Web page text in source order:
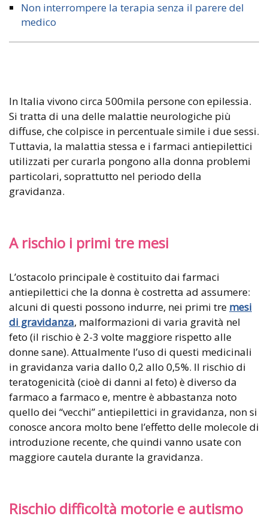
Non interrompere la terapia senza il parere del
medico
In Italia vivono circa 500mila persone con epilessia.
Si tratta di una delle malattie neurologiche più
diffuse, che colpisce in percentuale simile i due sessi.
Tuttavia, la malattia stessa e i farmaci antiepilettici
utilizzati per curarla pongono alla donna problemi
particolari, soprattutto nel periodo della
gravidanza.
A rischio i primi tre mesi
L’ostacolo principale è costituito dai farmaci
antiepilettici che la donna è costretta ad assumere:
alcuni di questi possono indurre, nei primi tre mesi
di gravidanza, malformazioni di varia gravità nel
feto (il rischio è 2-3 volte maggiore rispetto alle
donne sane). Attualmente l’uso di questi medicinali
in gravidanza varia dallo 0,2 allo 0,5%. Il rischio di
teratogenicità (cioè di danni al feto) è diverso da
farmaco a farmaco e, mentre è abbastanza noto
quello dei “vecchi” antiepilettici in gravidanza, non si
conosce ancora molto bene l’effetto delle molecole di
introduzione recente, che quindi vanno usate con
maggiore cautela durante la gravidanza.
Rischio difficoltà motorie e autismo